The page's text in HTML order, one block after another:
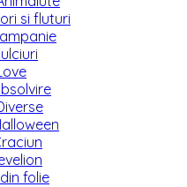
si fluturi
folie